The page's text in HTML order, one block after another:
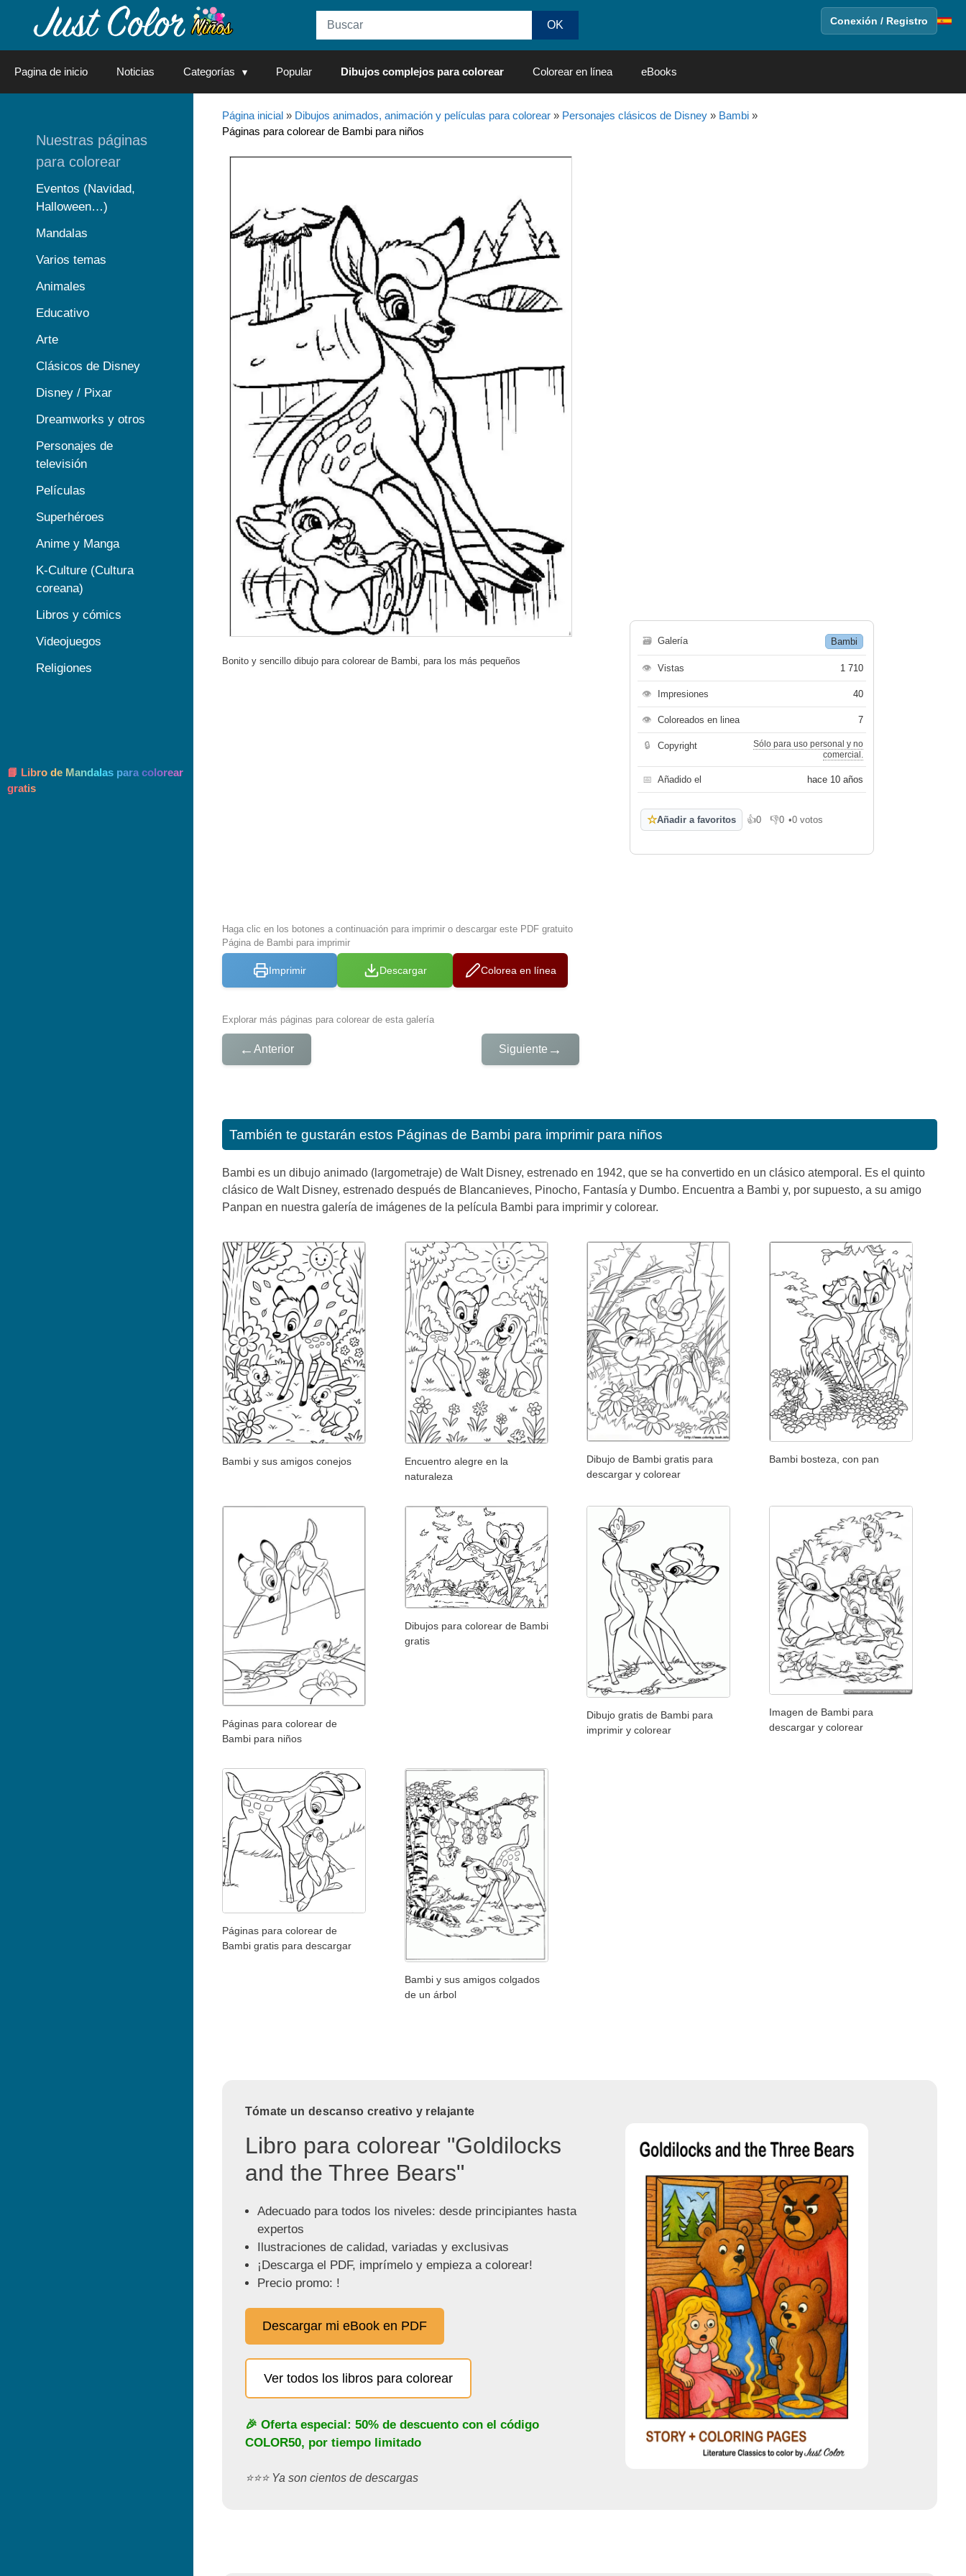
Conexión / Registro
Pagina de inicio Noticias Categorías Popular Dibujos complejos para colorear Colorear en línea eBooks
Página inicial» Dibujos animados, animación y películas para colorear» Personajes clásicos de Disney» Bambi»
Páginas para colorear de Bambi para niños
Bonito y sencillo dibujo para colorear de Bambi, para los más pequeños
Haga clic en los botones a continuación para imprimir o descargar este PDF gratuito
Página de Bambi para imprimir
Imprimir Descargar Colorea en línea
Explorar más páginas para colorear de esta galería
← Anterior Siguiente →
🗃 Galería Bambi
👁 Vistas 1 710
👁 Impresiones 40
👁 Coloreados en linea 7
🔒 Copyright
Sólo para uso personal y no
comercial.
📅 Añadido el hace 10 años
☆Añadir a favoritos 👍0
Me gusta
👎0
No me gusta
•0 votos
También te gustarán estos Páginas de Bambi para imprimir para niños
Bambi es un dibujo animado (largometraje) de Walt Disney, estrenado en 1942, que se ha convertido en un clásico atemporal. Es el quinto
clásico de Walt Disney, estrenado después de Blancanieves, Pinocho, Fantasía y Dumbo. Encuentra a Bambi y, por supuesto, a su amigo
Panpan en nuestra galería de imágenes de la película Bambi para imprimir y colorear.
Bambi y sus amigos conejos
Encuentro alegre en la
naturaleza
Dibujo de Bambi gratis para
descargar y colorear
Bambi bosteza, con pan
Páginas para colorear de
Bambi para niños
Dibujos para colorear de Bambi
gratis
Dibujo gratis de Bambi para
imprimir y colorear
Imagen de Bambi para
descargar y colorear
Páginas para colorear de
Bambi gratis para descargar
Bambi y sus amigos colgados
de un árbol
Tómate un descanso creativo y relajante
Libro para colorear "Goldilocks
and the Three Bears"
Adecuado para todos los niveles: desde principiantes hasta
expertos
Ilustraciones de calidad, variadas y exclusivas
¡Descarga el PDF, imprímelo y empieza a colorear!
Precio promo: !
Descargar mi eBook en PDF
Ver todos los libros para colorear
🎉 Oferta especial: 50% de descuento con el código
COLOR50, por tiempo limitado
⭐️⭐️⭐️ Ya son cientos de descargas
Nuestras páginas
para colorear
Eventos (Navidad,
Halloween…)
Mandalas
Varios temas
Animales
Educativo
Arte
Clásicos de Disney
Disney / Pixar
Dreamworks y otros
Personajes de
televisión
Películas
Superhéroes
Anime y Manga
K-Culture (Cultura
coreana)
Libros y cómics
Videojuegos
Religiones
📘 Libro de Mandalas para colorear
gratis